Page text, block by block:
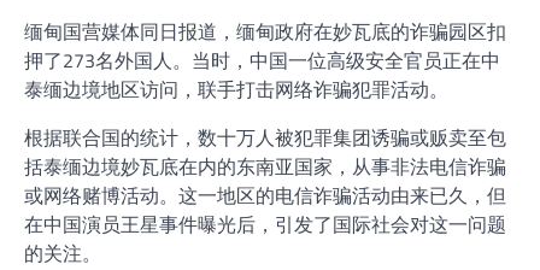
缅甸国营媒体同日报道，缅甸政府在妙瓦底的诈骗园区扣
押了273名外国人。当时，中国一位高级安全官员正在中
泰缅边境地区访问，联手打击网络诈骗犯罪活动。
根据联合国的统计，数十万人被犯罪集团诱骗或贩卖至包
括泰缅边境妙瓦底在内的东南亚国家，从事非法电信诈骗
或网络赌博活动。这一地区的电信诈骗活动由来已久，但
在中国演员王星事件曝光后，引发了国际社会对这一问题
的关注。